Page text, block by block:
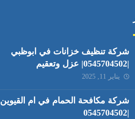
شركة تنظيف خزانات في ابوظبي
|0545704502| عزل وتعقيم
يناير 11, 2025
شركة مكافحة الحمام في ام القيوين
|0545704502